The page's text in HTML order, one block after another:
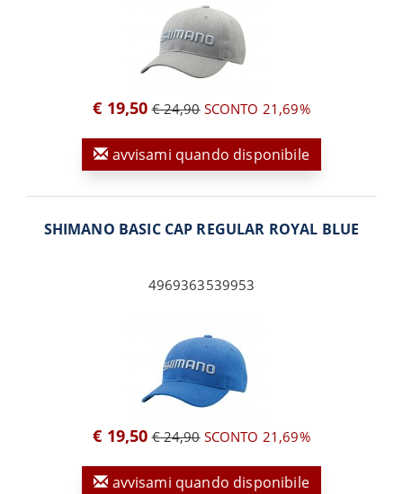
€ 19,50 € 24,90SCONTO 21,69%
avvisami quando disponibile
SHIMANO BASIC CAP REGULAR ROYAL BLUE
4969363539953
€ 19,50 € 24,90SCONTO 21,69%
avvisami quando disponibile